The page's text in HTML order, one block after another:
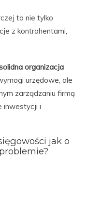
to nie tylko
z kontrahentami,
organizacja
urzędowe, ale
zarządzaniu firmą
inwestycji i
jak o